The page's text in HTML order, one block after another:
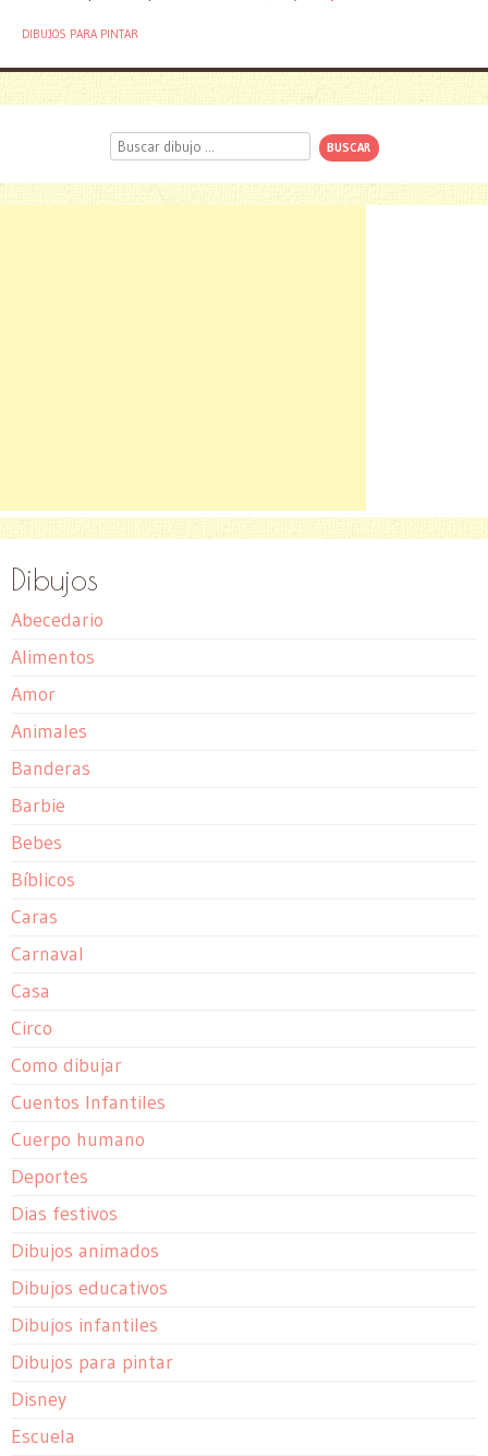
DIBUJOS PARA PINTAR
Buscar
Dibujos
Abecedario
Alimentos
Amor
Animales
Banderas
Barbie
Bebes
Bíblicos
Caras
Carnaval
Casa
Circo
Como dibujar
Cuentos Infantiles
Cuerpo humano
Deportes
Dias festivos
Dibujos animados
Dibujos educativos
Dibujos infantiles
Dibujos para pintar
Disney
Escuela